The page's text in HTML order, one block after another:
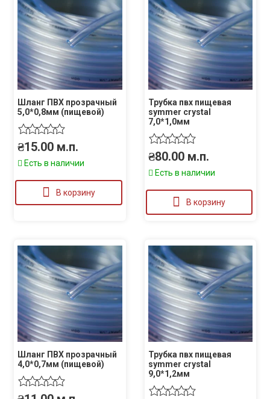
Шланг ПВХ прозрачный
5,0*0,8мм (пищевой)
₴15.00 м.п.
Есть в наличии
В корзину
Трубка пвх пищевая
symmer crystal
7,0*1,0мм
₴80.00 м.п.
Есть в наличии
В корзину
Шланг ПВХ прозрачный
4,0*0,7мм (пищевой)
Трубка пвх пищевая
symmer crystal
9,0*1,2мм